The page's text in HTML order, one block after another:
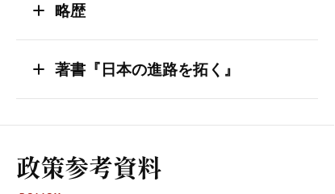
略歴
add
著書『日本の進路を拓く』
add
政策参考資料